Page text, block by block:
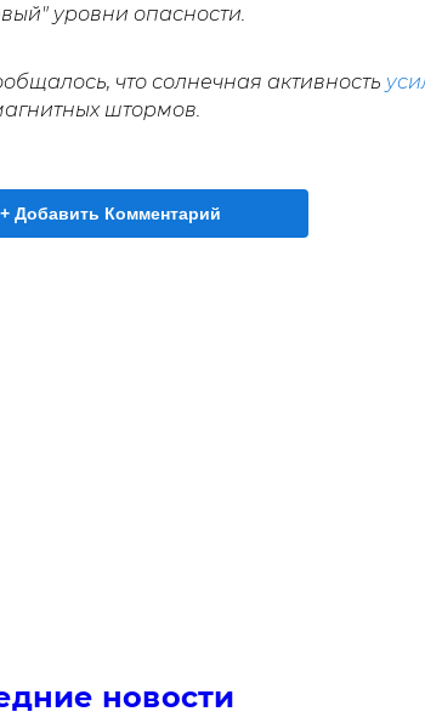
уровни опасности.
что солнечная активность
штормов.
+ Добавить Комментарий
новости